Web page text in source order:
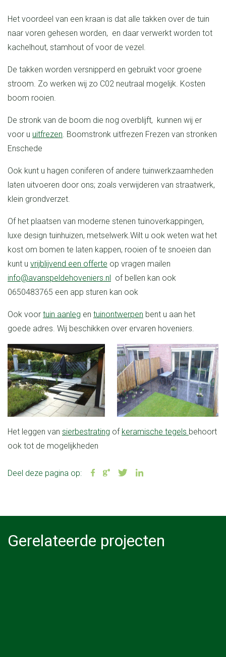
Het voordeel van een kraan is dat alle takken over de tuin
naar voren gehesen worden, en daar verwerkt worden tot
kachelhout, stamhout of voor de vezel.
De takken worden versnipperd en gebruikt voor groene
stroom. Zo werken wij zo C02 neutraal mogelijk. Kosten
boom rooien.
De stronk van de boom die nog overblijft, kunnen wij er
voor u uitfrezen. Boomstronk uitfrezen Frezen van stronken
Enschede
Ook kunt u hagen coniferen of andere tuinwerkzaamheden
laten uitvoeren door ons; zoals verwijderen van straatwerk,
klein grondverzet.
Of het plaatsen van moderne stenen tuinoverkappingen,
luxe design tuinhuizen, metselwerk.Wilt u ook weten wat het
kost om bomen te laten kappen, rooien of te snoeien dan
kunt u vrijblijvend een offerte op vragen mailen
info@avanspeldehoveniers.nl of bellen kan ook
0650483765 een app sturen kan ook
Ook voor tuin aanleg en tuinontwerpen bent u aan het
goede adres. Wij beschikken over ervaren hoveniers.
Het leggen van sierbestrating of keramische tegels behoort
ook tot de mogelijkheden
Deel deze pagina op:
Gerelateerde projecten